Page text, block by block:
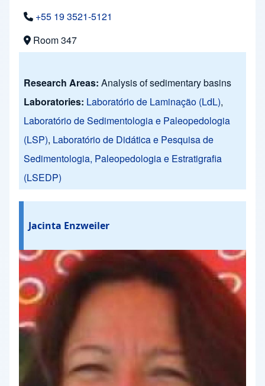
+55 19 3521-5121
Room 347
Research Areas: Analysis of sedimentary basins
Laboratories: Laboratório de Laminação (LdL),
Laboratório de Sedimentologia e Paleopedologia
(LSP), Laboratório de Didática e Pesquisa de
Sedimentologia, Paleopedologia e Estratigrafia
(LSEDP)
Jacinta Enzweiler